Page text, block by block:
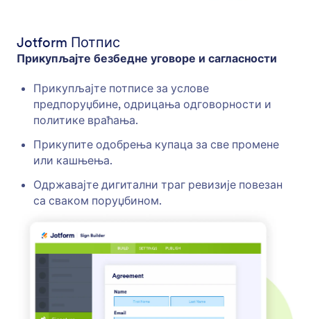
Jotform Потпис
Прикупљајте безбедне уговоре и сагласности
Прикупљајте потписе за услове
предпоруџбине, одрицања одговорности и
политике враћања.
Прикупите одобрења купаца за све промене
или кашњења.
Одржавајте дигитални траг ревизије повезан
са сваком поруџбином.